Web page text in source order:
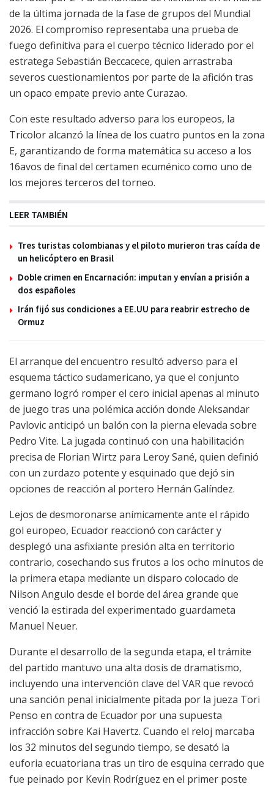
de la última jornada de la fase de grupos del Mundial
2026. El compromiso representaba una prueba de
fuego definitiva para el cuerpo técnico liderado por el
estratega Sebastián Beccacece, quien arrastraba
severos cuestionamientos por parte de la afición tras
un opaco empate previo ante Curazao.
Con este resultado adverso para los europeos, la
Tricolor alcanzó la línea de los cuatro puntos en la zona
E, garantizando de forma matemática su acceso a los
16avos de final del certamen ecuménico como uno de
los mejores terceros del torneo.
LEER TAMBIÉN
Tres turistas colombianas y el piloto murieron tras caída de
un helicóptero en Brasil
Doble crimen en Encarnación: imputan y envían a prisión a
dos españoles
Irán fijó sus condiciones a EE.UU para reabrir estrecho de
Ormuz
El arranque del encuentro resultó adverso para el
esquema táctico sudamericano, ya que el conjunto
germano logró romper el cero inicial apenas al minuto
de juego tras una polémica acción donde Aleksandar
Pavlovic anticipó un balón con la pierna elevada sobre
Pedro Vite. La jugada continuó con una habilitación
precisa de Florian Wirtz para Leroy Sané, quien definió
con un zurdazo potente y esquinado que dejó sin
opciones de reacción al portero Hernán Galíndez.
Lejos de desmoronarse anímicamente ante el rápido
gol europeo, Ecuador reaccionó con carácter y
desplegó una asfixiante presión alta en territorio
contrario, cosechando sus frutos a los ocho minutos de
la primera etapa mediante un disparo colocado de
Nilson Angulo desde el borde del área grande que
venció la estirada del experimentado guardameta
Manuel Neuer.
Durante el desarrollo de la segunda etapa, el trámite
del partido mantuvo una alta dosis de dramatismo,
incluyendo una intervención clave del VAR que revocó
una sanción penal inicialmente pitada por la jueza Tori
Penso en contra de Ecuador por una supuesta
infracción sobre Kai Havertz. Cuando el reloj marcaba
los 32 minutos del segundo tiempo, se desató la
euforia ecuatoriana tras un tiro de esquina cerrado que
fue peinado por Kevin Rodríguez en el primer poste